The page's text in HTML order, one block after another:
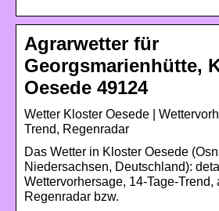
Agrarwetter für
Georgsmarienhütte,
Oesede 49124
Wetter Kloster Oesede |
Trend, Regenradar
Das Wetter in Kloster Oesede
Niedersachsen, Deutschland):
Wettervorhersage, 14-Tage-Trend,
Regenradar bzw.